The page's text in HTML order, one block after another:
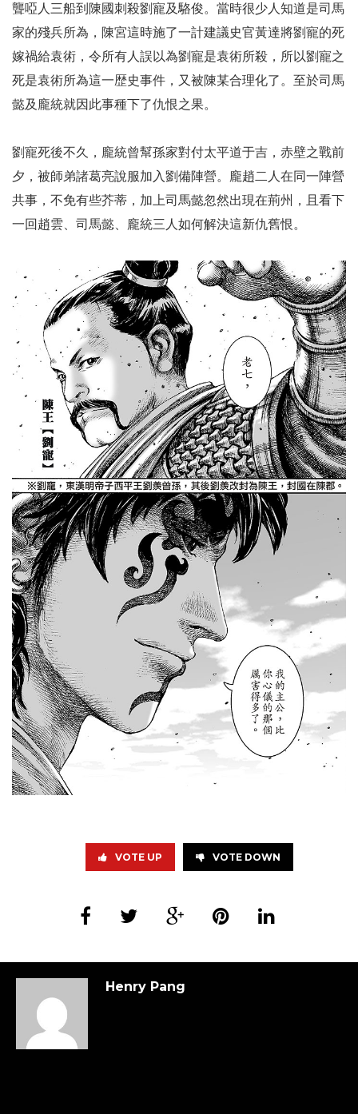
聾啞人三船到陳國刺殺劉寵及駱俊。當時很少人知道是司馬
家的殘兵所為，陳宮這時施了一計建議史官黃達將劉寵的死
嫁禍給袁術，令所有人誤以為劉寵是袁術所殺，所以劉寵之
死是袁術所為這一歴史事件，又被陳某合理化了。至於司馬
懿及龐統就因此事種下了仇恨之果。
劉寵死後不久，龐統曾幫孫家對付太平道于吉，赤壁之戰前
夕，被師弟諸葛亮說服加入劉備陣營。龐趙二人在同一陣營
共事，不免有些芥蒂，加上司馬懿忽然出現在荊州，且看下
一回趙雲、司馬懿、龐統三人如何解決這新仇舊恨。
VOTE UP VOTE DOWN
Henry Pang